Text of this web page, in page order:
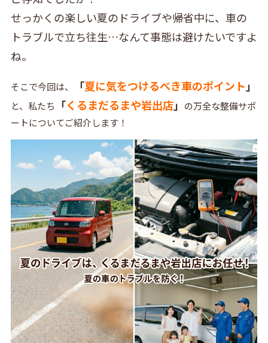
せっかくの楽しい夏のドライブや帰省中に、車の
トラブルで立ち往生…なんて事態は避けたいですよ
ね。
そこで今回は、 「夏に気をつけるべき車のポイント 」
と、私たち 「くるまだるまや岩出店」 の万全な整備サポ
ートについてご紹介します！